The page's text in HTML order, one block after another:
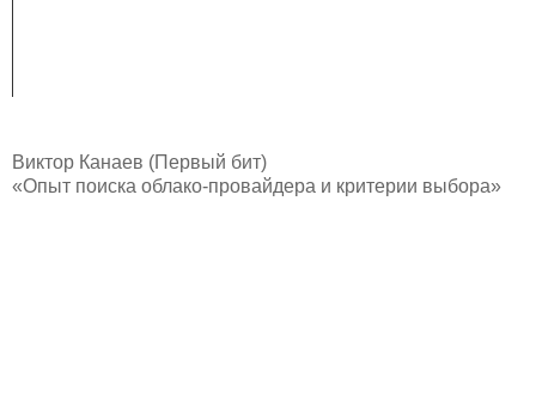
Виктор Канаев (Первый бит)
«Опыт поиска облако-провайдера и критерии выбора»